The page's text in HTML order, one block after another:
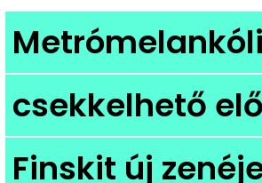
DIVAT
HIP
csekkelhető
Finskit új